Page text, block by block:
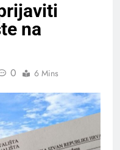
na
0 6 Mins